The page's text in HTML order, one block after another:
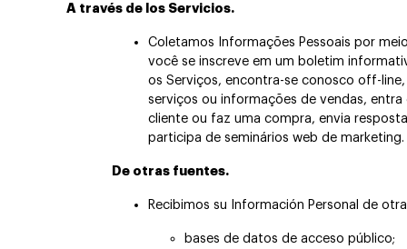
A través de los Servicios.
Coletamos Informações Pessoais por
você se inscreve em um boletim
os Serviços, encontra-se conosco off-
serviços ou informações de vendas,
cliente ou faz uma compra, envia
participa de seminários web de marketing.
De otras fuentes.
Recibimos su Información Personal de
bases de datos de acceso público;